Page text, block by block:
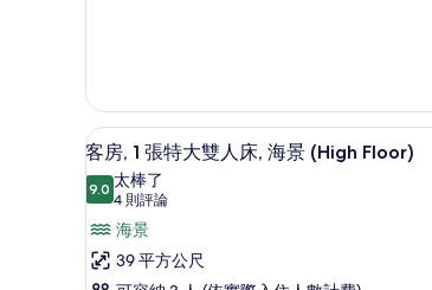
人
床,
山
景
(High
Floor)
1
張
特
大
雙
人
床,
山
景
顯
示
客
房,
1
客房, 1 張特大
5
客房, 1 張特大雙人床, 海景 (High Floor)
9.09.0 分，滿分 10 分
太棒了
4 則評論
(4
則
評
論)
海景
39 平方公尺